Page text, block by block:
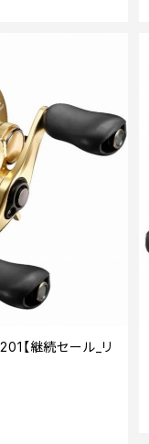
【継続セール_リ